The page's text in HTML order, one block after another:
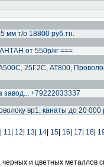
мм т/о 18800 руб.тн.
от 550р/кг ===
25Г2С, АТ800,
завод... +79222033337
вр1, канаты до 20
11 12 13 14 15 16 17 18
и цветных металлов